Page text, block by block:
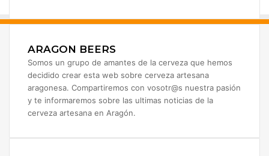
ARAGON BEERS
Somos un grupo de amantes de la cerveza que hemos
decidido crear esta web sobre cerveza artesana
aragonesa. Compartiremos con vosotr@s nuestra pasión
y te informaremos sobre las ultimas noticias de la
cerveza artesana en Aragón.